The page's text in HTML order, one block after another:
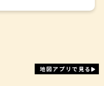
地図アプリで見る